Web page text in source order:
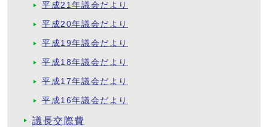
平成21年議会だより
平成20年議会だより
平成19年議会だより
平成18年議会だより
平成17年議会だより
平成16年議会だより
議長交際費